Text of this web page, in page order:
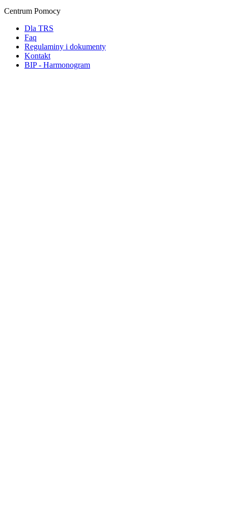
Centrum Pomocy
Dla TRS
Faq
Regulaminy i dokumenty
Kontakt
BIP - Harmonogram